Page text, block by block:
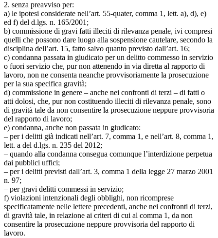
2. senza preavviso per:
a) le ipotesi considerate nell’art. 55-quater, comma 1, lett. a), d), e)
ed f) del d.lgs. n. 165/2001;
b) commissione di gravi fatti illeciti di rilevanza penale, ivi compresi
quelli che possono dare luogo alla sospensione cautelare, secondo la
disciplina dell’art. 15, fatto salvo quanto previsto dall’art. 16;
c) condanna passata in giudicato per un delitto commesso in servizio
o fuori servizio che, pur non attenendo in via diretta al rapporto di
lavoro, non ne consenta neanche provvisoriamente la prosecuzione
per la sua specifica gravità;
d) commissione in genere – anche nei confronti di terzi – di fatti o
atti dolosi, che, pur non costituendo illeciti di rilevanza penale, sono
di gravità tale da non consentire la prosecuzione neppure provvisoria
del rapporto di lavoro;
e) condanna, anche non passata in giudicato:
– per i delitti già indicati nell’art. 7, comma 1, e nell’art. 8, comma 1,
lett. a del d.lgs. n. 235 del 2012;
– quando alla condanna consegua comunque l’interdizione perpetua
dai pubblici uffici;
– per i delitti previsti dall’art. 3, comma 1 della legge 27 marzo 2001
n. 97;
– per gravi delitti commessi in servizio;
f) violazioni intenzionali degli obblighi, non ricomprese
specificatamente nelle lettere precedenti, anche nei confronti di terzi,
di gravità tale, in relazione ai criteri di cui al comma 1, da non
consentire la prosecuzione neppure provvisoria del rapporto di
lavoro.